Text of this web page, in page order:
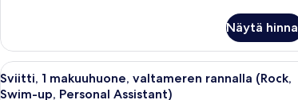
Bedrooms
Näytä
on sängyllä, jossa on valkoiset ja keltaiset vuodevaatteet.
Avaa
kaikki
Moderni hotellihuoneisto,
13
Sviitti, 1 makuuhuone, valtameren rannalla (Rock,
Swim-up, Personal Assistant)